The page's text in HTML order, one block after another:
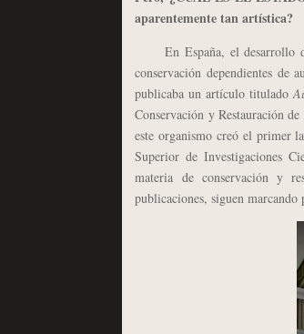
aparentemente tan artística?
En España, el desarrollo de
conservación dependientes de
publicaba un artículo titulado
Conservación y Restauración
este organismo creó el primer
Superior de Investigaciones
materia de conservación y
publicaciones, siguen